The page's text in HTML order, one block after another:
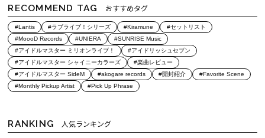
RECOMMEND TAG おすすめタグ
#Lantis #ラブライブ！シリーズ #Kiramune
#セットリスト
#MoooD Records
#UNIERA
#SUNRISE Music
#アイドルマスター ミリオンライブ！
#アイドリッシュセブン
#アイドルマスター シャイニーカラーズ
#楽曲レビュー
#アイドルマスター SideM
#akogare records #開封紹介
#Favorite Scene
#Monthly Pickup Artist
#Pick Up Phrase
RANKING 人気ランキング